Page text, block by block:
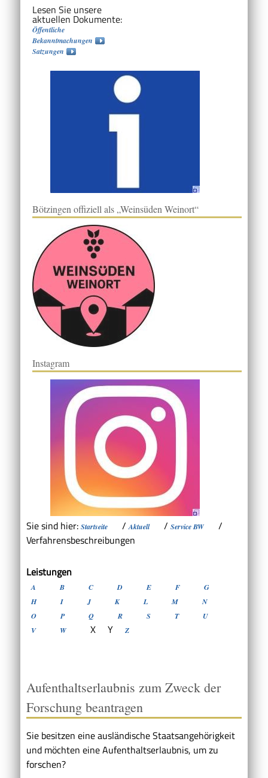
Lesen Sie unsere
aktuellen Dokumente:
Öffentliche
Bekanntmachungen
Satzungen
Bötzingen offiziell als „Weinsüden Weinort“
Instagram
Sie sind hier: Startseite /Aktuell / Service BW
/
Verfahrensbeschreibungen
Leistungen
A B C D E F
G
H
I J K L M
N
O
P Q R S T
U
V
W X Y Z
Aufenthaltserlaubnis zum Zweck der
Forschung beantragen
Sie besitzen eine ausländische Staatsangehörigkeit
und möchten eine Aufenthaltserlaubnis, um zu
forschen?